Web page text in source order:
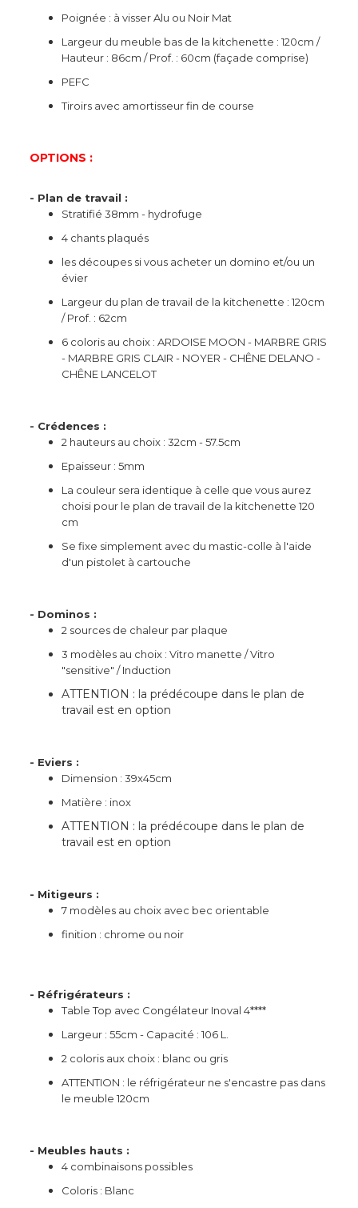
Poignée : à visser Alu ou Noir Mat
Largeur du meuble bas de la kitchenette : 120cm /
Hauteur : 86cm / Prof. : 60cm (façade comprise)
PEFC
Tiroirs avec amortisseur fin de course
OPTIONS :
- Plan de travail :
Stratifié 38mm - hydrofuge
4 chants plaqués
les découpes si vous acheter un domino et/ou un
évier
Largeur du plan de travail de la kitchenette : 120cm
/ Prof. : 62cm
6 coloris au choix : ARDOISE MOON - MARBRE GRIS
- MARBRE GRIS CLAIR - NOYER - CHÊNE DELANO -
CHÊNE LANCELOT
- Crédences :
2 hauteurs au choix : 32cm - 57.5cm
Epaisseur : 5mm
La couleur sera identique à celle que vous aurez
choisi pour le plan de travail de la kitchenette 120
cm
Se fixe simplement avec du mastic-colle à l'aide
d'un pistolet à cartouche
- Dominos :
2 sources de chaleur par plaque
3 modèles au choix : Vitro manette / Vitro
"sensitive" / Induction
ATTENTION : la prédécoupe dans le plan de
travail est en option
- Eviers :
Dimension : 39x45cm
Matière : inox
ATTENTION : la prédécoupe dans le plan de
travail est en option
- Mitigeurs :
7 modèles au choix avec bec orientable
finition : chrome ou noir
- Réfrigérateurs :
Table Top avec Congélateur Inoval 4****
Largeur : 55cm - Capacité : 106 L.
2 coloris aux choix : blanc ou gris
ATTENTION : le réfrigérateur ne s'encastre pas dans
le meuble 120cm
- Meubles hauts :
4 combinaisons possibles
Coloris : Blanc